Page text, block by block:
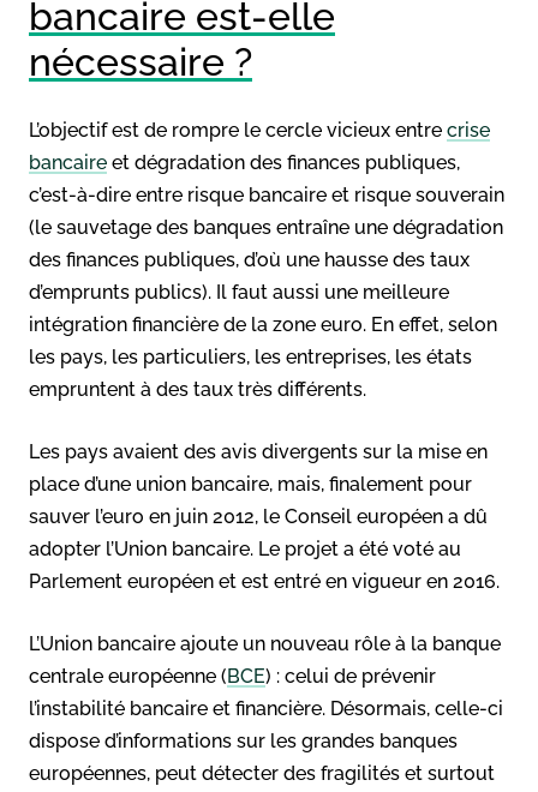
bancaire est-elle
nécessaire ?
L’objectif est de rompre le cercle vicieux entre crise
bancaire et dégradation des finances publiques,
c’est-à-dire entre risque bancaire et risque souverain
(le sauvetage des banques entraîne une dégradation
des finances publiques, d’où une hausse des taux
d’emprunts publics). Il faut aussi une meilleure
intégration financière de la zone euro. En effet, selon
les pays, les particuliers, les entreprises, les états
empruntent à des taux très différents.
Les pays avaient des avis divergents sur la mise en
place d’une union bancaire, mais, finalement pour
sauver l’euro en juin 2012, le Conseil européen a dû
adopter l’Union bancaire. Le projet a été voté au
Parlement européen et est entré en vigueur en 2016.
L’Union bancaire ajoute un nouveau rôle à la banque
centrale européenne (BCE) : celui de prévenir
l’instabilité bancaire et financière. Désormais, celle-ci
dispose d’informations sur les grandes banques
européennes, peut détecter des fragilités et surtout